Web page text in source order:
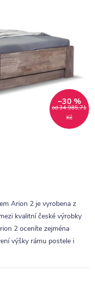
od 34 985,71
Kč
–30 %
Arion 2 je vyrobena z
kvalitní české výrobky
2 oceníte zejména
výšky rámu postele i